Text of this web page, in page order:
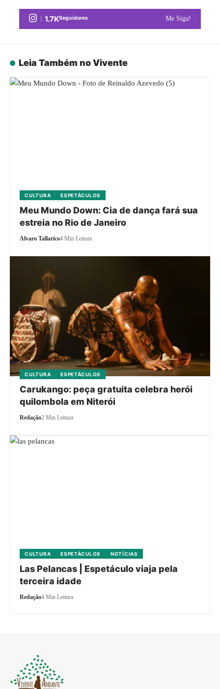
1.7KSeguidores Me Siga!
Leia Também no Vivente
CULTURA ESPETÁCULOS
Meu Mundo Down: Cia de dança fará sua
estreia no Rio de Janeiro
Alvaro Tallarico4 Min Leitura
CULTURA ESPETÁCULOS
Carukango: peça gratuita celebra herói
quilombola em Niterói
Redação2 Min Leitura
CULTURA ESPETÁCULOS NOTÍCIAS
Las Pelancas | Espetáculo viaja pela
terceira idade
Redação4 Min Leitura